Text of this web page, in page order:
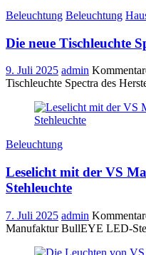
Beleuchtung Beleuchtung
Die neue Tischleuchte
9. Juli 2025 admin
Tischleuchte Spectra des
Beleuchtung
Leselicht mit der VS
Stehleuchte
7. Juli 2025 admin
Manufaktur BullEYE LED-